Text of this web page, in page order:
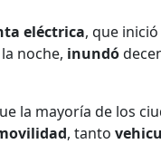
eléctrica, que
noche, inundó
la mayoría de los
, tanto